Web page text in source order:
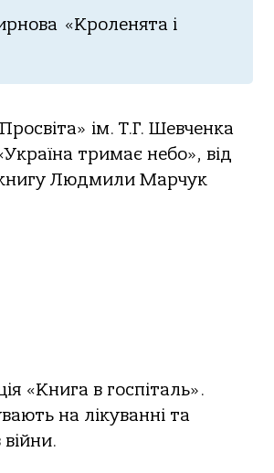
«Кроленята і
ім. Т.Г. Шевченка
тримає небо», від
– книгу Людмили Марчук
«Книга в госпіталь».
на лікуванні та
війни.